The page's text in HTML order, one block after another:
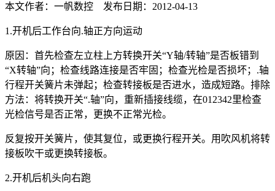
本文作者：一帆数控 发布日期：2012-04-13
1.开机后工作台向.轴正方向运动
原因：首先检查左立柱上方转换开关“Y轴/转轴”是否板错到
“X转轴”向；检查线路连接是否牢固；检查光检是否损坏；.轴
行程开关簧片未弹起；检查转接板是否进水，造成短路。排除
方法：将转换开关“.轴”向，重新插接线缆，在012342里检查
光检信号是否正常，更换不正常光检。
反复按开关簧片，使其复位，或更换行程开关。用吹风机将转
接板吹干或更换转接板。
2.开机后机头向右跑